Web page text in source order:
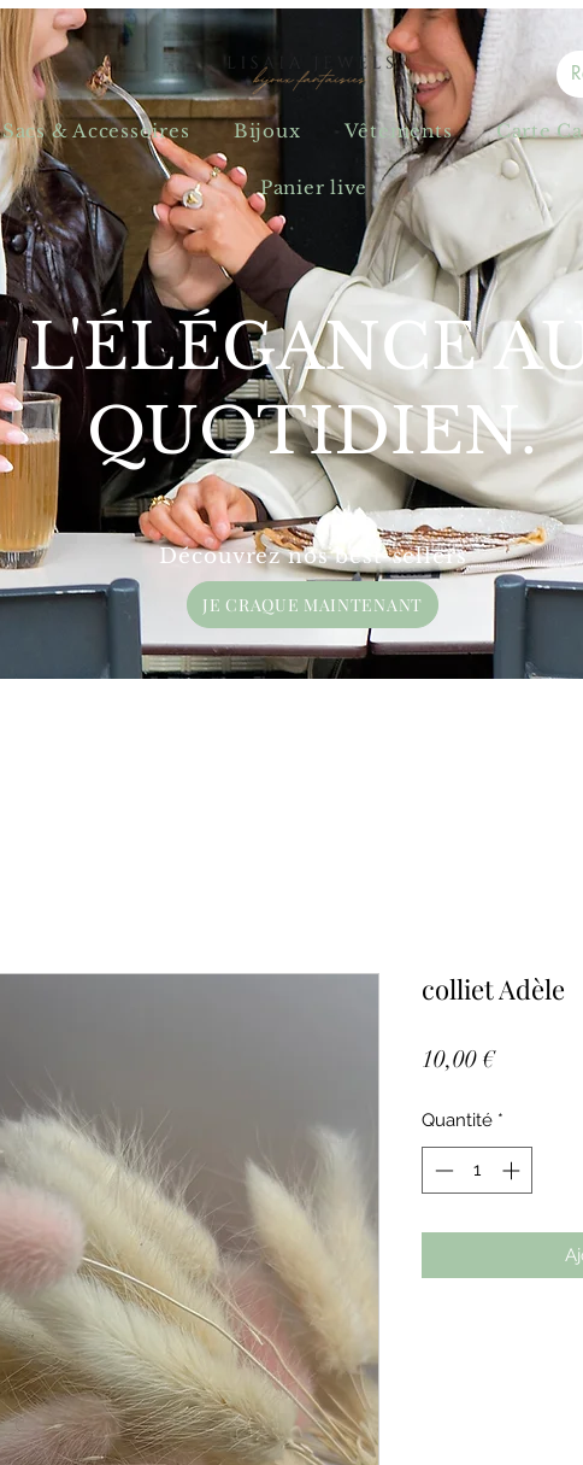
Sacs & Accessoires Bijoux Vêtements Carte
Panier live
L'ÉLÉGANCE
QUOTIDIEN.
Découvrez nos best-sellers
JE CRAQUE MAINTENANT
colliet Adèle
10,00 €Prix
Quantité *